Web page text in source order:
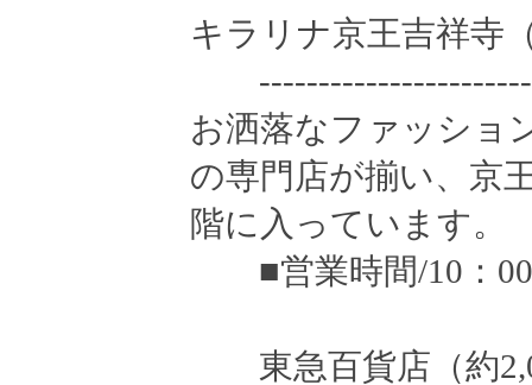
キラリナ京王吉祥寺
お洒落なファッショ
の専門店が揃い、京
階に入っています。
■営業時間/10：00
東急百貨店（約